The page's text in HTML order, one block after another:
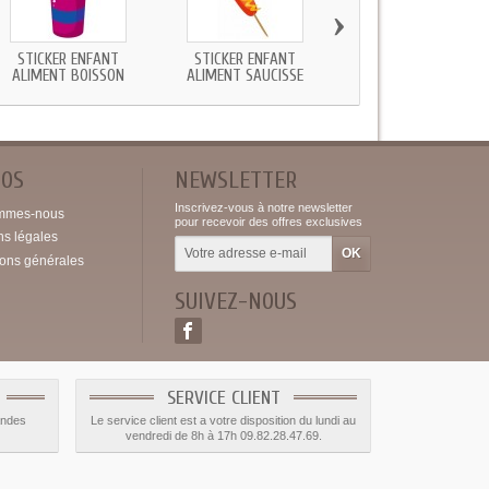
STICKER ENFANT
ALIMENT BOISSON
STICKER ENFANT
ALIMENT SAUCISSE
›
nous
légales
générales
NEWSLETTER
Inscrivez-vous à notre newsletter
pour recevoir des offres exclusives
SUIVEZ-NOUS
SERVICE CLIENT
Le service client est a votre disposition du lundi au
vendredi de 8h à 17h 09.82.28.47.69.